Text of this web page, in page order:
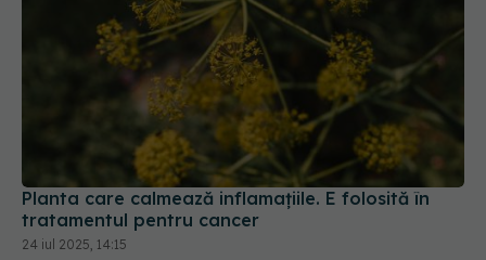
Planta care calmează inflamațiile. E folosită în
tratamentul pentru cancer
24 iul 2025, 14:15